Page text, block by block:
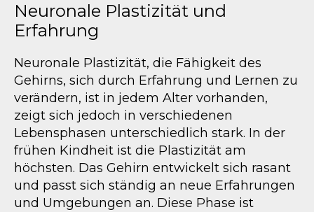
Neuronale Plastizität und
Erfahrung
Neuronale Plastizität, die Fähigkeit des
Gehirns, sich durch Erfahrung und Lernen zu
verändern, ist in jedem Alter vorhanden,
zeigt sich jedoch in verschiedenen
Lebensphasen unterschiedlich stark. In der
frühen Kindheit ist die Plastizität am
höchsten. Das Gehirn entwickelt sich rasant
und passt sich ständig an neue Erfahrungen
und Umgebungen an. Diese Phase ist